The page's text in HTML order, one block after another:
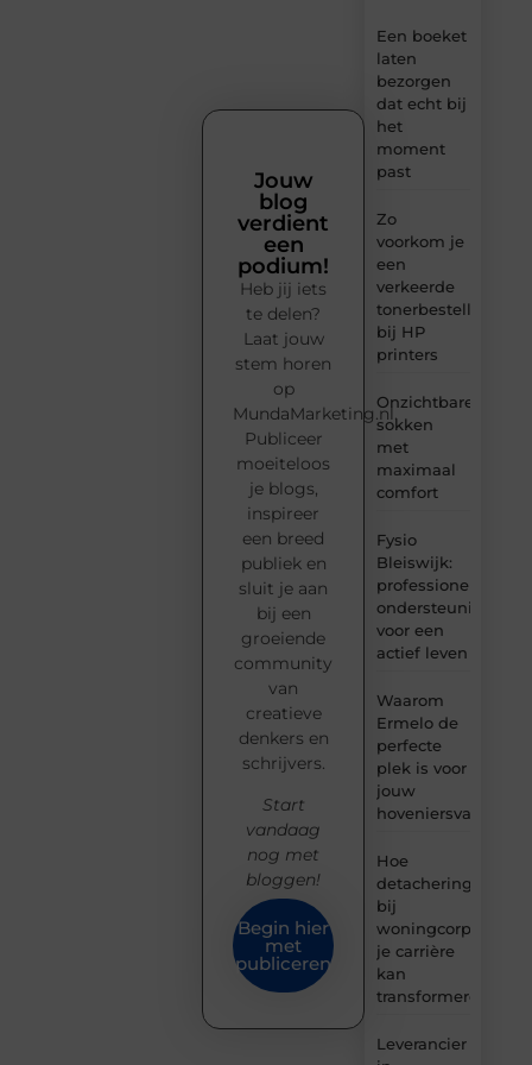
Een boeket
laten
bezorgen
dat echt bij
het
moment
past
Zo
voorkom je
een
verkeerde
tonerbestelling
bij HP
printers
Onzichtbare
sokken
met
maximaal
comfort
Fysio
Bleiswijk:
professionele
ondersteuning
voor een
actief leven
Waarom
Ermelo de
perfecte
plek is voor
jouw
Hoe
detachering
bij
woningcorporaties
je carrière
kan
transformeren
Leverancier
Jouw
blog
verdient
een
podium!
Heb jij iets
te delen?
Laat jouw
stem horen
op
MundaMarketing.nl.
Publiceer
moeiteloos
je blogs,
inspireer
een breed
publiek en
sluit je aan
bij een
groeiende
community
van
creatieve
denkers en
schrijvers.
Start
vandaag
nog met
bloggen!
Begin hier
met
publiceren